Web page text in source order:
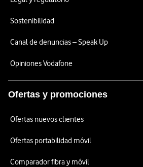
Sostenibilidad
Canal de denuncias – Speak Up
Opiniones Vodafone
Ofertas y promociones
Ofertas nuevos clientes
Ofertas portabilidad móvil
Comparador fibra y móvil